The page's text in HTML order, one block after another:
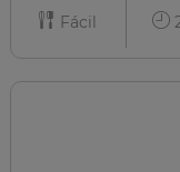
Fácil